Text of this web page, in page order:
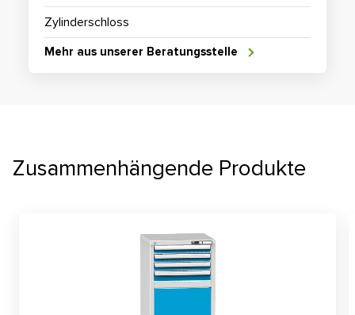
Zylinderschloss
Mehr aus unserer Beratungsstelle
Zusammenhängende Produkte